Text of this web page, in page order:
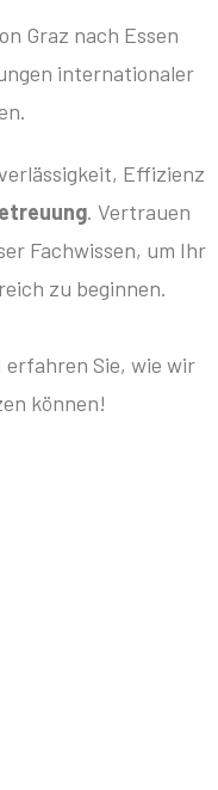
Graz nach Essen
internationaler
Effizienz
. Vertrauen
Fachwissen, um Ihr
zu beginnen.
erfahren Sie, wie wir
können!